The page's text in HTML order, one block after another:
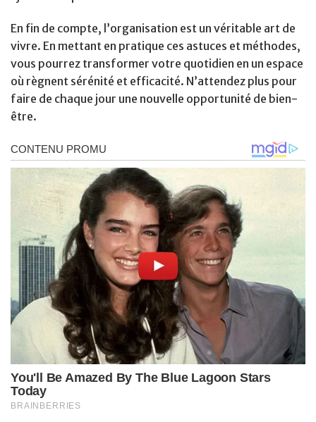
En fin de compte, l’organisation est un véritable art de
vivre. En mettant en pratique ces astuces et méthodes,
vous pourrez transformer votre quotidien en un espace
où règnent sérénité et efficacité. N’attendez plus pour
faire de chaque jour une nouvelle opportunité de bien-
être.